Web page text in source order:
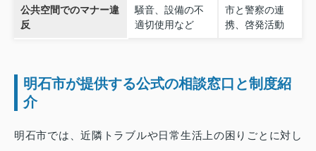
公共空間でのマナー違
反
騒音、設備の不
適切使用など
市と警察の連
携、啓発活動
明石市が提供する公式の相談窓口と制度紹
介
明石市では、近隣トラブルや日常生活上の困りごとに対し